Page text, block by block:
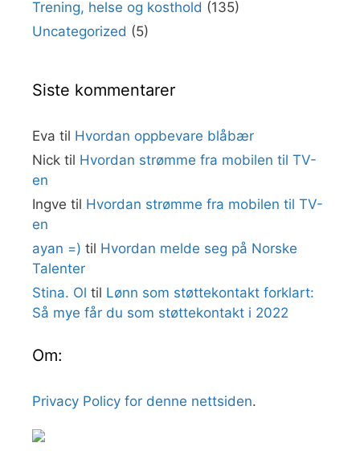
Trening, helse og kosthold (135)
Uncategorized (5)
Siste kommentarer
Eva til Hvordan oppbevare blåbær
Nick til Hvordan strømme fra mobilen til TV-
en
Ingve til Hvordan strømme fra mobilen til TV-
en
ayan =) til Hvordan melde seg på Norske
Talenter
Stina. Ol til Lønn som støttekontakt forklart:
Så mye får du som støttekontakt i 2022
Om:
Privacy Policy for denne nettsiden.